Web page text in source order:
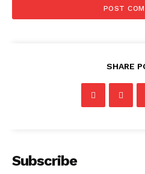
SHARE
Subscribe